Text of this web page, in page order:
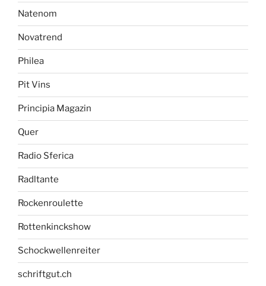
Natenom
Novatrend
Philea
Pit Vins
Principia Magazin
Quer
Radio Sferica
Radltante
Rockenroulette
Rottenkinckshow
Schockwellenreiter
schriftgut.ch